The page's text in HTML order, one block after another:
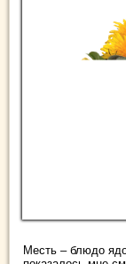
Месть – блюдо